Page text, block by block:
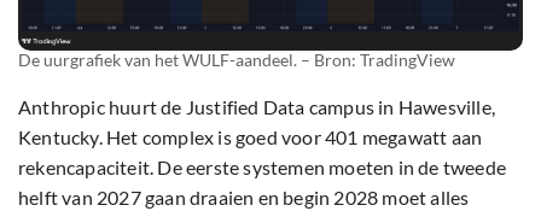
De uurgrafiek van het WULF-aandeel. – Bron: TradingView
Anthropic huurt de Justified Data campus in Hawesville,
Kentucky. Het complex is goed voor 401 megawatt aan
rekencapaciteit. De eerste systemen moeten in de tweede
helft van 2027 gaan draaien en begin 2028 moet alles